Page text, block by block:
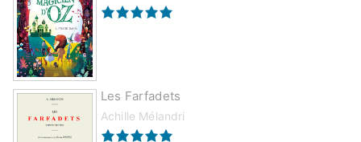
Les Farfadets
Achille Mélandri